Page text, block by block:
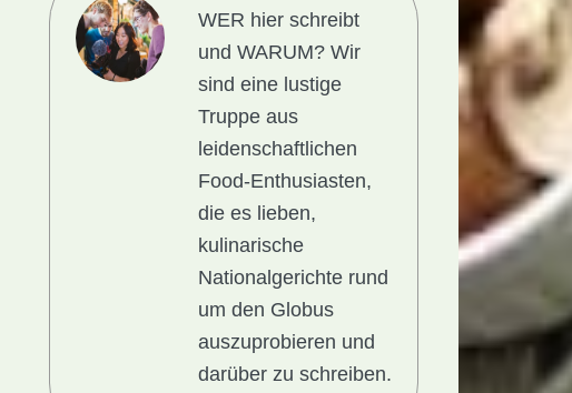
WER hier schreibt
und WARUM?Wir
sind eine lustige
Truppe aus
leidenschaftlichen
Food-Enthusiasten,
die es lieben,
kulinarische
Nationalgerichte rund
um den Globus
auszuprobieren und
darüber zu schreiben.